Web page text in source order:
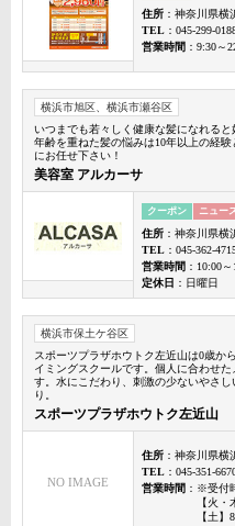
住所 ：神奈川県
TEL ：045-299-
営業時間 ：9:30～
横浜市旭区、横浜市瀬谷区
いつまでも若々しく健康な髪になれると
年齢を重ねた髪の悩みは10年以上の経
にお任せ下さい！
美容室 アルカーサ
クーポン ニュー
住所 ：神奈川県横
TEL ：045-362-
営業時間 ：10:00
定休日 ：日曜日
横浜市保土ケ谷区
スポーツプラザホウトク左近山は0歳か
イミングスクールです。個人に合わせ
す。水にこだわり、刺激の少ないやさ
り。
スポーツプラザホウトク左近山
NO IMAGE
住所 ：神奈川県横
TEL ：045-351-
営業時間 ：※受付
【火
【土